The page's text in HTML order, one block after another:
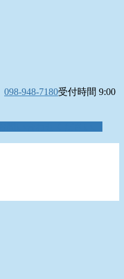
098-948-7180受付時間 9:00